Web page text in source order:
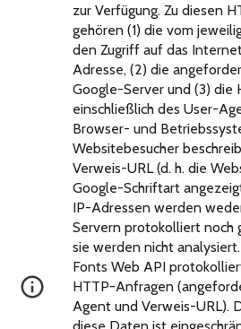
zur Verfügung. Zu diesen
gehören (1) die vom
den Zugriff auf das
Adresse, (2) die
Google-Server und (3) die
einschließlich des User-
Browser- und
Websitebesucher
Verweis-URL (d. h. die
Google-Schriftart
IP-Adressen werden
Servern protokolliert noch
sie werden nicht
Fonts Web API
HTTP-Anfragen
Agent und Verweis-URL).